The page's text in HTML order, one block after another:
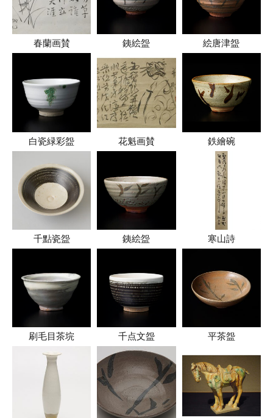
春蘭画賛 銕絵盌 絵唐津盌
白瓷緑彩盌 花魁画賛 鉄繪碗
千點瓷盌 銕絵盌 寒山詩
刷毛目茶垸 千点文盌 平茶盌